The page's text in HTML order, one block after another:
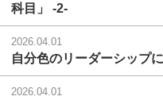
科目」 -2-
2026.04.01
自分色のリーダーシップ
2026.04.01